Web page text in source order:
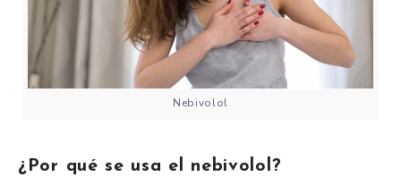
Nebivolol
¿Por qué se usa el nebivolol?